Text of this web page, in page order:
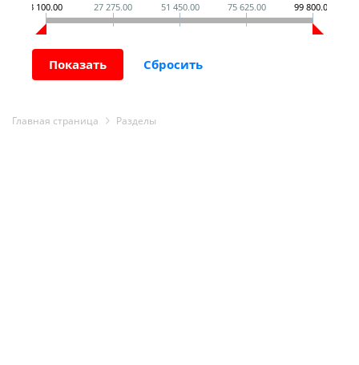
3 100.00 27 275.00 51 450.00 75 625.00 99 800.00
Главная страница Разделы